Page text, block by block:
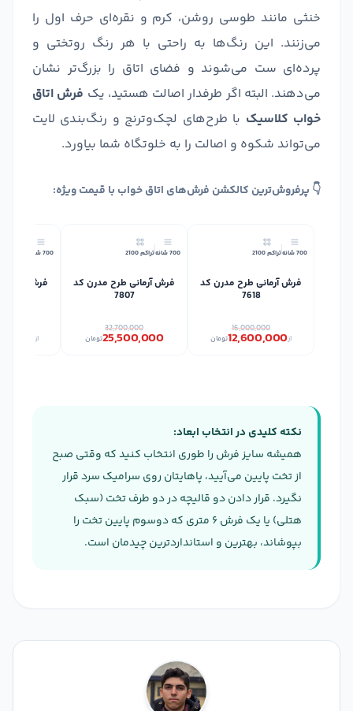
خنثی مانند طوسی روشن، کرم و نقره‌ای حرف اول را
می‌زنند. این رنگ‌ها به راحتی با هر رنگ روتختی و
پرده‌ای ست می‌شوند و فضای اتاق را بزرگ‌تر نشان
می‌دهند. البته اگر طرفدار اصالت هستید، یک فرش اتاق
خواب کلاسیک با طرح‌های لچک‌وترنج و رنگ‌بندی لایت
می‌تواند شکوه و اصالت را به خلوتگاه شما بیاورد.
👇 پرفروش‌ترین کالکشن فرش‌های اتاق خواب با قیمت ویژه:
700 شانه تراکم 2100
فرش آرمانی طرح مدرن کد
7618
16,000,000
از12,600,000تومان
700 شانه تراکم 2100
فرش آرمانی طرح مدرن کد
7807
32,700,000
25,500,000تومان
700 شانه
فرش
از
نکته کلیدی در انتخاب ابعاد:
همیشه سایز فرش را طوری انتخاب کنید که وقتی صبح
از تخت پایین می‌آیید، پاهایتان روی سرامیک سرد قرار
نگیرد. قرار دادن دو قالیچه در دو طرف تخت (سبک
هتلی) یا یک فرش ۶ متری که دو‌سوم پایین تخت را
بپوشاند، بهترین و استانداردترین چیدمان است.